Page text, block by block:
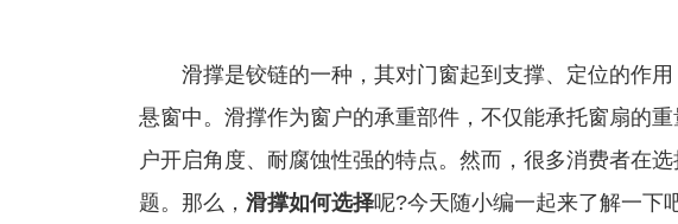
滑撑是铰链的一种，其对门窗起到支撑、定位的作用
悬窗中。滑撑作为窗户的承重部件，不仅能承托窗扇的
户开启角度、耐腐蚀性强的特点。然而，很多消费者在
题。那么， 滑撑如何选择呢?今天随小编一起来了解一下